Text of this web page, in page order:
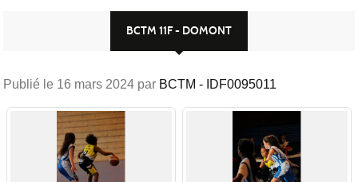
BCTM 11F - DOMONT
Publié le 16 mars 2024 par BCTM - IDF0095011